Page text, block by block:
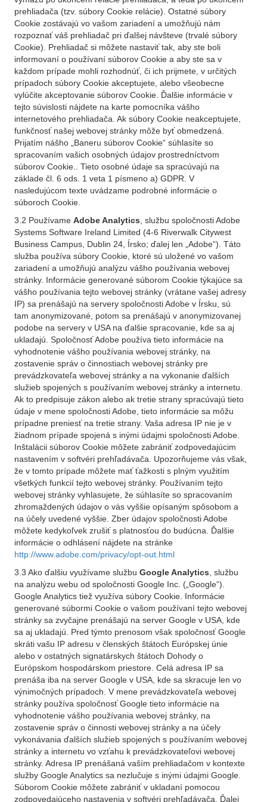
prehliadača (tzv. súbory Cookie relácie). Ostatné súbory
Cookie zostávajú vo vašom zariadení a umožňujú nám
rozpoznať váš prehliadač pri ďalšej návšteve (trvalé súbory
Cookie). Prehliadač si môžete nastaviť tak, aby ste boli
informovaní o používaní súborov Cookie a aby ste sa v
každom prípade mohli rozhodnúť, či ich prijmete, v určitých
prípadoch súbory Cookie akceptujete, alebo všeobecne
vylúčite akceptovanie súborov Cookie. Ďalšie informácie v
tejto súvislosti nájdete na karte pomocníka vášho
internetového prehliadača. Ak súbory Cookie neakceptujete,
funkčnosť našej webovej stránky môže byť obmedzená.
Prijatím nášho „Baneru súborov Cookie“ súhlasíte so
spracovaním vašich osobných údajov prostredníctvom
súborov Cookie.. Tieto osobné údaje sa spracúvajú na
základe čl. 6 ods. 1 veta 1 písmeno a) GDPR. V
nasledujúcom texte uvádzame podrobné informácie o
súboroch Cookie.
3.2 Používame Adobe Analytics , službu spoločnosti Adobe
Systems Software Ireland Limited (4-6 Riverwalk Citywest
Business Campus, Dublin 24, Írsko; ďalej len „Adobe“). Táto
služba používa súbory Cookie, ktoré sú uložené vo vašom
zariadení a umožňujú analýzu vášho používania webovej
stránky. Informácie generované súborom Cookie týkajúce sa
vášho používania tejto webovej stránky (vrátane vašej adresy
IP) sa prenášajú na servery spoločnosti Adobe v Írsku, sú
tam anonymizované, potom sa prenášajú v anonymizovanej
podobe na servery v USA na ďalšie spracovanie, kde sa aj
ukladajú. Spoločnosť Adobe používa tieto informácie na
vyhodnotenie vášho používania webovej stránky, na
zostavenie správ o činnostiach webovej stránky pre
prevádzkovateľa webovej stránky a na vykonanie ďalších
služieb spojených s používaním webovej stránky a internetu.
Ak to predpisuje zákon alebo ak tretie strany spracúvajú tieto
údaje v mene spoločnosti Adobe, tieto informácie sa môžu
prípadne preniesť na tretie strany. Vaša adresa IP nie je v
žiadnom prípade spojená s inými údajmi spoločnosti Adobe.
Inštalácii súborov Cookie môžete zabrániť zodpovedajúcim
nastavením v softvéri prehľadávača. Upozorňujeme vás však,
že v tomto prípade môžete mať ťažkosti s plným využitím
všetkých funkcií tejto webovej stránky. Používaním tejto
webovej stránky vyhlasujete, že súhlasíte so spracovaním
zhromaždených údajov o vás vyššie opísaným spôsobom a
na účely uvedené vyššie. Zber údajov spoločnosti Adobe
môžete kedykoľvek zrušiť s platnosťou do budúcna. Ďalšie
informácie o odhlásení nájdete na stránke
http://www.adobe.com/privacy/opt-out.html
3.3 Ako ďalšiu využívame službu Google Analytics , službu
na analýzu webu od spoločnosti Google Inc. („Google“).
Google Analytics tiež využíva súbory Cookie. Informácie
generované súbormi Cookie o vašom používaní tejto webovej
stránky sa zvyčajne prenášajú na server Google v USA, kde
sa aj ukladajú. Pred týmto prenosom však spoločnosť Google
skráti vašu IP adresu v členských štátoch Európskej únie
alebo v ostatných signatárskych štátoch Dohody o
Európskom hospodárskom priestore. Celá adresa IP sa
prenáša iba na server Google v USA, kde sa skracuje len vo
výnimočných prípadoch. V mene prevádzkovateľa webovej
stránky používa spoločnosť Google tieto informácie na
vyhodnotenie vášho používania webovej stránky, na
zostavenie správ o činnosti webovej stránky a na účely
vykonávania ďalších služieb spojených s používaním webovej
stránky a internetu vo vzťahu k prevádzkovateľovi webovej
stránky. Adresa IP prenášaná vaším prehliadačom v kontexte
služby Google Analytics sa nezlučuje s inými údajmi Google.
Súborom Cookie môžete zabrániť v ukladaní pomocou
zodpovedajúceho nastavenia v softvéri prehľadávača. Ďalej